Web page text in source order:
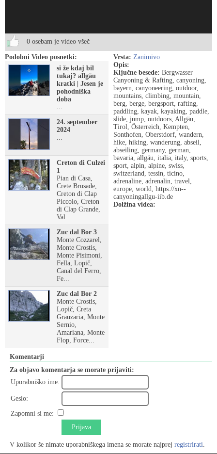
0 osebam je video všeč
Podobni Video posnetki:
si že kdaj bil
tukaj? allgäu
kratki | Jesen je
pohodniška
doba
...
24. september
2024
...
Creton di Culzei
1
Pian di Casa,
Crete Brusade,
Creton di Clap
Piccolo, Creton
di Clap Grande,
Val ...
Zuc dal Bor 3
Monte Cozzarel,
Monte Crostis,
Monte Pisimoni,
Fella, Lopič,
Canal del Ferro,
Fe...
Zuc dal Bor 2
Monte Crostis,
Lopič, Creta
Grauzaria, Monte
Sernio,
Amariana, Monte
Flop, Force...
Vrsta: Zanimivo
Opis:
Ključne besede: Bergwasser
Canyoning & Rafting, canyoning,
bayern, canyoneering, outdoor,
mountains, climbing, mountain,
berg, berge, bergsport, rafting,
paddling, kayak, kayaking, paddle,
slide, jump, outdoors, Allgäu,
Tirol, Österreich, Kempten,
Sonthofen, Oberstdorf, wandern,
hike, hiking, wanderung, abseil,
abseiling, germany, german,
bavaria, allgäu, italia, italy, sports,
sport, alpin, alpine, swiss,
switzerland, tessin, ticino,
adrenaline, adrenalin, travel,
europe, world, https://xn--
canyoningallgu-iib.de
Dolžina videa:
Komentarji
Za objavo komentarja se morate prijaviti:
Uporabniško ime:
Geslo:
Zapomni si me:
Prijava
V kolikor še nimate uporabniškega imena se morate najprej registrirati.